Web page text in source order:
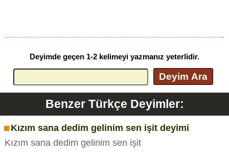
Deyimde geçen 1-2 kelimeyi yazmanız yeterlidir.
Deyim Ara
Benzer Türkçe Deyimler:
Kızım sana dedim gelinim sen işit deyimi
Kızım sana dedim gelinim sen işit